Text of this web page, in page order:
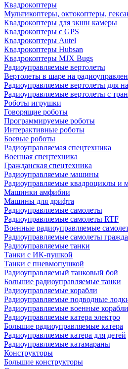
Квадрокоптеры
Мультикоптеры, октокоптеры,
Квадрокоптеры для экшн камеры
Квадрокоптеры с GPS
Квадрокоптеры Autel
Квадрокоптеры Hubsan
Квадрокоптеры MJX Bugs
Радиоуправляемые вертолеты
Вертолеты в шаре на
Радиоуправляемые вертолеты для
Радиоуправляемые вертолеты с
Роботы игрушки
Говорящие роботы
Программируемые роботы
Интерактивные роботы
Боевые роботы
Радиоуправляемая спецтехника
Военная спецтехника
Гражданская спецтехника
Радиоуправляемые машины
Радиоуправляемые квадроциклы и
Машинки амфибии
Машины для дрифта
Радиоуправляемые самолеты
Радиоуправляемые самолеты RTF
Военные радиоуправляемые
Радиоуправляемые самолеты
Радиоуправляемые танки
Танки с ИК-пушкой
Танки с пневмопушкой
Радиоуправляемый танковый бой
Большие радиоуправляемые танки
Радиоуправляемые корабли
Радиоуправляемые подводные
Радиоуправляемые военные корабли
Радиоуправляемые катера электро
Большие радиоуправляемые катера
Радиоуправляемые катера для детей
Радиоуправляемые катамараны
Конструкторы
Большие конструкторы